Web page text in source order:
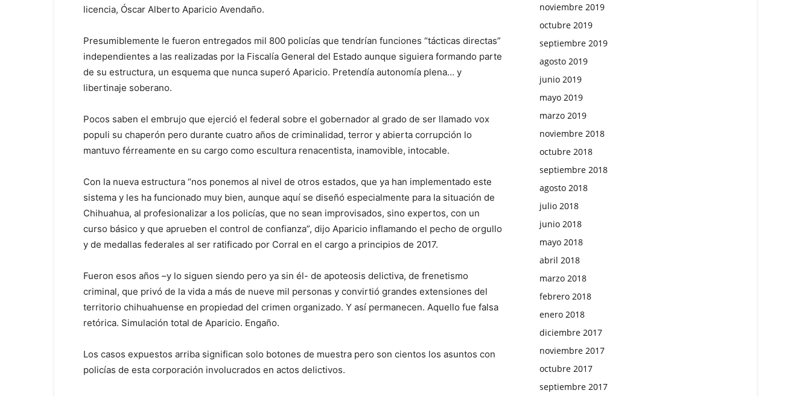
licencia, Óscar Alberto Aparicio Avendaño.
Presumiblemente le fueron entregados mil 800 policías que tendrían funciones “tácticas directas”
independientes a las realizadas por la Fiscalía General del Estado aunque siguiera formando parte
de su estructura, un esquema que nunca superó Aparicio. Pretendía autonomía plena… y
libertinaje soberano.
Pocos saben el embrujo que ejerció el federal sobre el gobernador al grado de ser llamado vox
populi su chaperón pero durante cuatro años de criminalidad, terror y abierta corrupción lo
mantuvo férreamente en su cargo como escultura renacentista, inamovible, intocable.
Con la nueva estructura “nos ponemos al nivel de otros estados, que ya han implementado este
sistema y les ha funcionado muy bien, aunque aquí se diseñó especialmente para la situación de
Chihuahua, al profesionalizar a los policías, que no sean improvisados, sino expertos, con un
curso básico y que aprueben el control de confianza”, dijo Aparicio inflamando el pecho de orgullo
y de medallas federales al ser ratificado por Corral en el cargo a principios de 2017.
Fueron esos años –y lo siguen siendo pero ya sin él- de apoteosis delictiva, de frenetismo
criminal, que privó de la vida a más de nueve mil personas y convirtió grandes extensiones del
territorio chihuahuense en propiedad del crimen organizado. Y así permanecen. Aquello fue falsa
retórica. Simulación total de Aparicio. Engaño.
Los casos expuestos arriba significan solo botones de muestra pero son cientos los asuntos con
policías de esta corporación involucrados en actos delictivos.
noviembre 2019
octubre 2019
septiembre 2019
agosto 2019
junio 2019
mayo 2019
marzo 2019
noviembre 2018
octubre 2018
septiembre 2018
agosto 2018
julio 2018
junio 2018
mayo 2018
abril 2018
marzo 2018
febrero 2018
enero 2018
diciembre 2017
noviembre 2017
octubre 2017
septiembre 2017